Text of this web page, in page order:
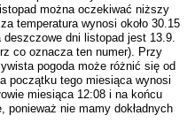
można oczekiwać niższy
temperatura wynosi około 30.15
dni listopad jest 13.9.
co oznacza ten numer). Przy
pogoda może różnić się od
początku tego miesiąca wynosi
miesiąca 12:08 i na końcu
ponieważ nie mamy dokładnych